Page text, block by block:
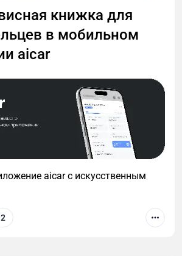
книжка для
в мобильном
aicar
aicar с искусственным
заменах и полностью
сервисную книжку. Прогнозы
2